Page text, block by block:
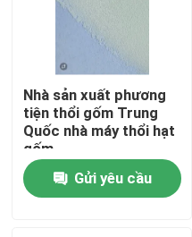
Nhà
Sản phẩm
Nhà sản xuất phương
tiện thổi gốm Trung
Quốc nhà máy thổi hạt
gốm
Gửi yêu cầu